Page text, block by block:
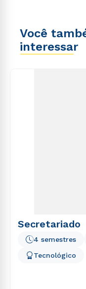
Você
interessar
Secretariado
4 semestres
Tecnológico